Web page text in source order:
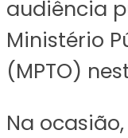
audiência
Ministério
(MPTO)
Na